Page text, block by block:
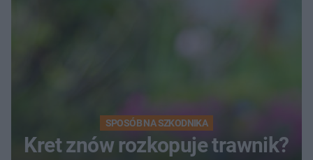
SPOSÓB NA SZKODNIKA
Kret znów rozkopuje trawnik?